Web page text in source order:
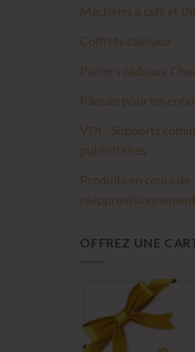
Machines à café et
Coffrets cadeaux
Paniers cadeaux
Pâques pour les
VDI - Supports
publicitaires
Produits en cours de
réapprovisionnement
OFFREZ UNE